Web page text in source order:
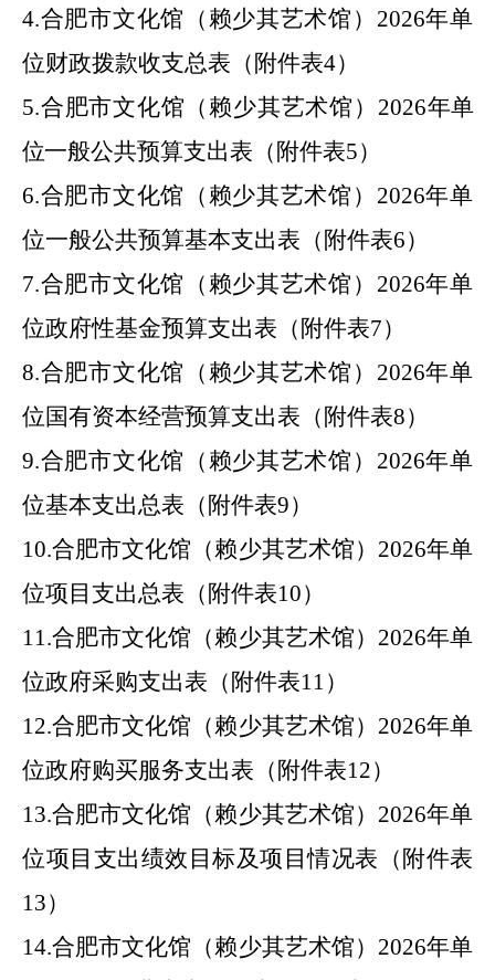
4.合肥市文化馆（赖少其艺术馆） 2026年单
位财政拨款收支总表（附件表4）
5.合肥市文化馆（赖少其艺术馆） 2026年单
位一般公共预算支出表（附件表5）
6.合肥市文化馆（赖少其艺术馆） 2026年单
位一般公共预算基本支出表（附件表6）
7.合肥市文化馆（赖少其艺术馆） 2026年单
位政府性基金预算支出表（附件表7）
8.合肥市文化馆（赖少其艺术馆） 2026年单
位国有资本经营预算支出表（附件表8）
9.合肥市文化馆（赖少其艺术馆） 2026年单
位基本支出总表（附件表9）
10.合肥市文化馆（赖少其艺术馆） 2026年单
位项目支出总表（附件表10）
11.合肥市文化馆（赖少其艺术馆） 2026年单
位政府采购支出表（附件表11 ）
12.合肥市文化馆（赖少其艺术馆） 2026年单
位政府购买服务支出表（附件表12）
13.合肥市文化馆（赖少其艺术馆） 2026年单
位项目支出绩效目标及项目情况表（附件表
13）
14.合肥市文化馆（赖少其艺术馆） 2026年单